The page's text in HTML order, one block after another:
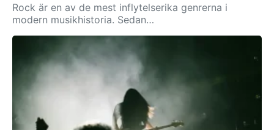
Rock är en av de mest inflytelserika genrerna i
modern musikhistoria. Sedan…